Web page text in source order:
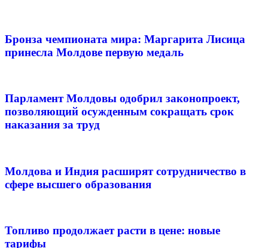
Бронза чемпионата мира: Маргарита Лисица
принесла Молдове первую медаль
Парламент Молдовы одобрил законопроект,
позволяющий осужденным сокращать срок
наказания за труд
Молдова и Индия расширят сотрудничество в
сфере высшего образования
Топливо продолжает расти в цене: новые
тарифы